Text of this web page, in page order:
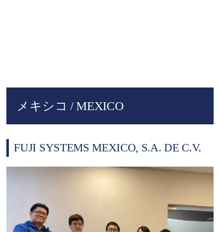
メキシコ / MEXICO
FUJI SYSTEMS MEXICO, S.A. DE C.V.